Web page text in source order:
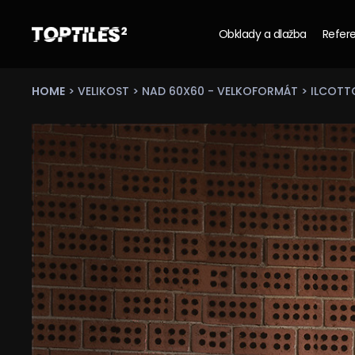
s.r.o.
Obklady a dlažba
HOME > VELIKOST > NAD 60X60 - VELKOFORMÁT >